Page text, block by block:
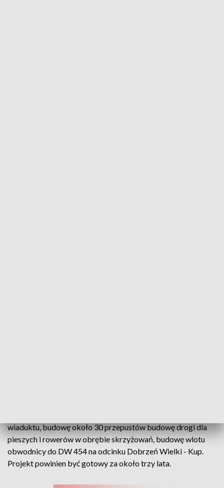
wiaduktu, budowę około 30 przepustów budowę drogi dla
pieszych i rowerów w obrębie skrzyżowań, budowę wlotu
obwodnicy do DW 454 na odcinku Dobrzeń Wielki - Kup.
Projekt powinien być gotowy za około trzy lata.